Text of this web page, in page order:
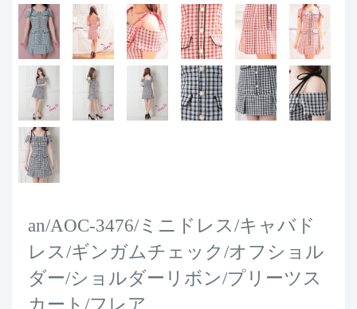
an/AOC-3476/ミニドレス/キャバド
レス/ギンガムチェック/オフショル
ダー/ショルダーリボン/プリーツス
カート/フレア